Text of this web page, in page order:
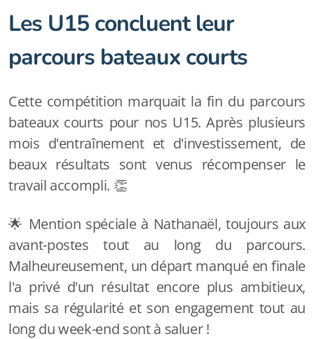
Les U15 concluent leur
parcours bateaux courts
Cette compétition marquait la fin du parcours
bateaux courts pour nos U15. Après plusieurs
mois d'entraînement et d'investissement, de
beaux résultats sont venus récompenser le
travail accompli. 👏
🌟 Mention spéciale à Nathanaël, toujours aux
avant-postes tout au long du parcours.
Malheureusement, un départ manqué en finale
l'a privé d'un résultat encore plus ambitieux,
mais sa régularité et son engagement tout au
long du week-end sont à saluer !